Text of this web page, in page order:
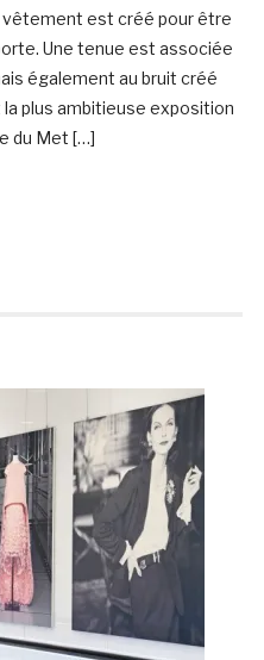
est créé pour être
Une tenue est associée
également au bruit créé
plus ambitieuse exposition
du Met […]